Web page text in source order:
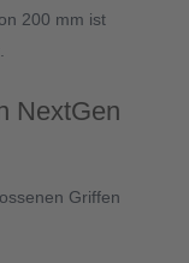
200 mm ist
NextGen
Griffen